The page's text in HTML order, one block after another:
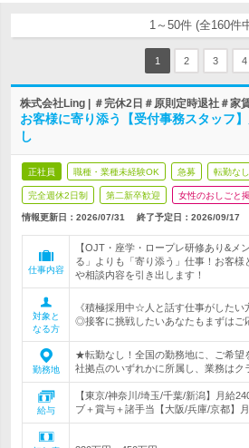
1～50件 (全160件
1 2 3 4
株式会社Ling | ＃完休2日＃原則定時退社＃家
お客様に寄り添う【受付事務スタッフ
し
正社員 職種・業種未経験OK 急募 転勤なし
完全週休2日制 第二新卒歓迎 女性のおしごと
情報更新日：2026/07/31 終了予定日： 2026/09/17
仕事内容
【OJT・座学・ロープレ研修あり&メ
る」よりも「寄り添う」仕事！お客
や相談内容を引き出します！
対象と
なる方
《積極採用中☆人と話す仕事がしたい
◎接客に挑戦したいあなたもまずは
勤務地
★転勤なし！全国の勤務地に、ご希望
社拠点のいずれかに所属し、業務はク
給与
【東京/神奈川/埼玉/千葉/新潟】月給
ブ＋賞与＋諸手当【大阪/兵庫/京都】